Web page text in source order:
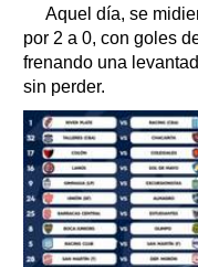
Aquel día, se
por 2 a 0, con goles
frenando una
sin perder.